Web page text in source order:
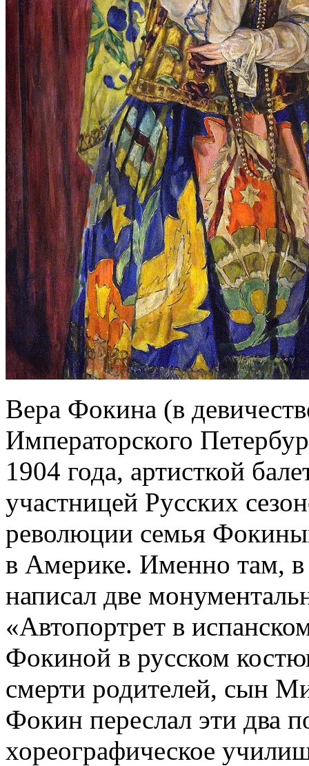
Вера Фокина (в
Императорского
1904 года, артисткой
участницей Русских
революции семья
в Америке. Именно там,
написал две
«Автопортрет в
Фокиной в русском
смерти родителей, сын
Фокин переслал эти два
хореографическое